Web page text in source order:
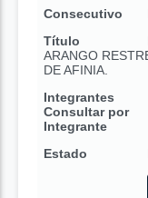
Consecutivo
Título
ARANGO
DE AFINIA.
Integrantes
Consultar por
Integrante
Estado